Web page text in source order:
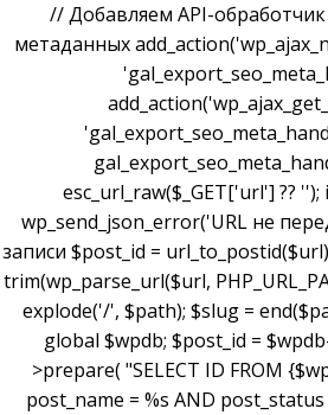
// Добавляем API-обработчик
метаданных
esc_url_raw($_GET['url'] ??
wp_send_json_error('URL не
записи $post_id =
trim(wp_parse_url($url,
explode('/', $path); $slug =
global $wpdb; $post_id =
>prepare( "SELECT ID FROM
post_name = %s AND